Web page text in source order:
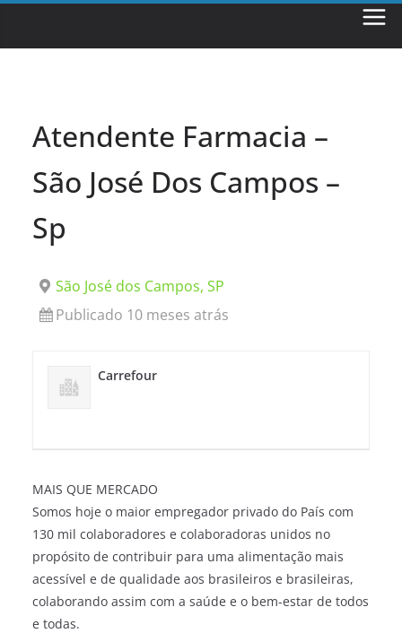
Atendente Farmacia –
São José Dos Campos –
Sp
São José dos Campos, SP
Publicado 10 meses atrás
Carrefour
MAIS QUE MERCADO
Somos hoje o maior empregador privado do País com
130 mil colaboradores e colaboradoras unidos no
propósito de contribuir para uma alimentação mais
acessível e de qualidade aos brasileiros e brasileiras,
colaborando assim com a saúde e o bem-estar de todos
e todas.